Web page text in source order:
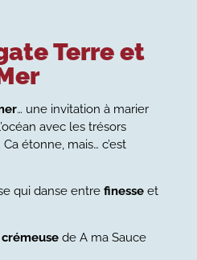
Terre et
… une invitation à marier
avec les trésors
étonne, mais… c’est
qui danse entre finesseet
crémeusede A ma Sauce